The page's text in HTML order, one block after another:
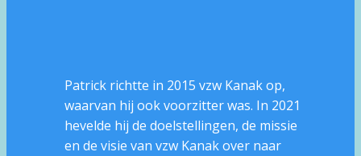
Patrick richtte in 2015 vzw Kanak op,
waarvan hij ook voorzitter was. In 2021
hevelde hij de doelstellingen, de missie
en de visie van vzw Kanak over naar